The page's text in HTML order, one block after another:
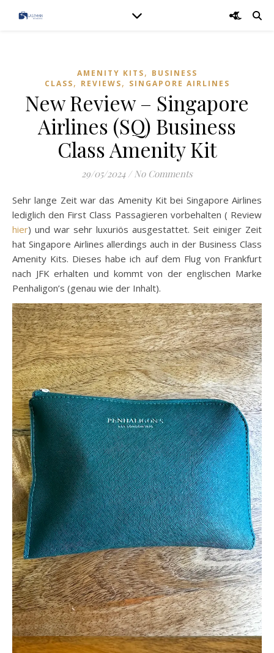
AMENITY KITS, BUSINESS
CLASS, REVIEWS, SINGAPORE AIRLINES
New Review – Singapore
Airlines (SQ) Business
Class Amenity Kit
29/05/2024 / No Comments
Sehr lange Zeit war das Amenity Kit bei Singapore Airlines
lediglich den First Class Passagieren vorbehalten ( Review
hier) und war sehr luxuriös ausgestattet. Seit einiger Zeit
hat Singapore Airlines allerdings auch in der Business Class
Amenity Kits. Dieses habe ich auf dem Flug von Frankfurt
nach JFK erhalten und kommt von der englischen Marke
Penhaligon’s (genau wie der Inhalt).